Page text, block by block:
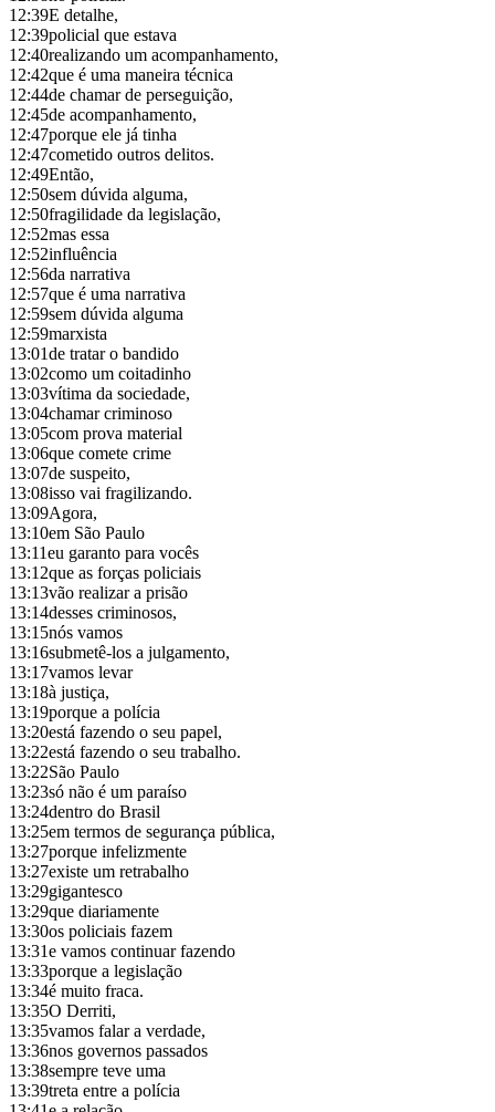
12:39E detalhe,
12:39policial que estava
12:40realizando um acompanhamento,
12:42que é uma maneira técnica
12:44de chamar de perseguição,
12:45de acompanhamento,
12:47porque ele já tinha
12:47cometido outros delitos.
12:49Então,
12:50sem dúvida alguma,
12:50fragilidade da legislação,
12:52mas essa
12:52influência
12:56da narrativa
12:57que é uma narrativa
12:59sem dúvida alguma
12:59marxista
13:01de tratar o bandido
13:02como um coitadinho
13:03vítima da sociedade,
13:04chamar criminoso
13:05com prova material
13:06que comete crime
13:07de suspeito,
13:08isso vai fragilizando.
13:09Agora,
13:10em São Paulo
13:11eu garanto para vocês
13:12que as forças policiais
13:13vão realizar a prisão
13:14desses criminosos,
13:15nós vamos
13:16submetê-los a julgamento,
13:17vamos levar
13:18à justiça,
13:19porque a polícia
13:20está fazendo o seu papel,
13:22está fazendo o seu trabalho.
13:22São Paulo
13:23só não é um paraíso
13:24dentro do Brasil
13:25em termos de segurança pública,
13:27porque infelizmente
13:27existe um retrabalho
13:29gigantesco
13:29que diariamente
13:30os policiais fazem
13:31e vamos continuar fazendo
13:33porque a legislação
13:34é muito fraca.
13:35O Derriti,
13:35vamos falar a verdade,
13:36nos governos passados
13:38sempre teve uma
13:39treta entre a polícia